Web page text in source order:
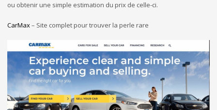
ou obtenir une simple estimation du prix de celle-ci.
CarMax– Site complet pour trouver la perle rare